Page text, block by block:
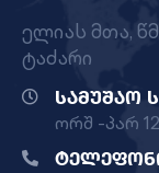
ელიას მთა,
ტაძარი
სამუშაო
ორშ -პარ